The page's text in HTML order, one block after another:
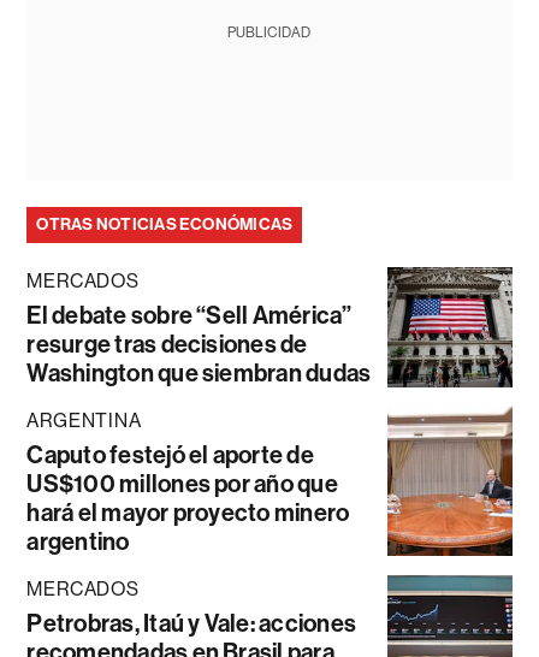
PUBLICIDAD
OTRAS NOTICIAS ECONÓMICAS
MERCADOS
El debate sobre “Sell América”
resurge tras decisiones de
Washington que siembran dudas
ARGENTINA
Caputo festejó el aporte de
US$100 millones por año que
hará el mayor proyecto minero
argentino
MERCADOS
Petrobras, Itaú y Vale: acciones